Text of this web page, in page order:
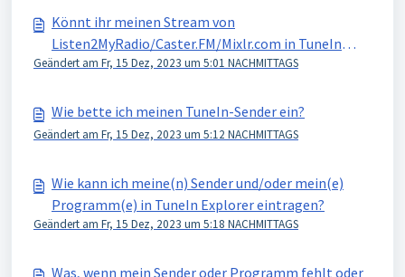
Könnt ihr meinen Stream von
Listen2MyRadio/Caster.FM/Mixlr.com in TuneIn
aufnehmen?
Geändert am Fr, 15 Dez, 2023 um 5:01 NACHMITTAGS
Wie bette ich meinen TuneIn-Sender ein?
Geändert am Fr, 15 Dez, 2023 um 5:12 NACHMITTAGS
Wie kann ich meine(n) Sender und/oder mein(e)
Programm(e) in TuneIn Explorer eintragen?
Geändert am Fr, 15 Dez, 2023 um 5:18 NACHMITTAGS
Was, wenn mein Sender oder Programm fehlt oder